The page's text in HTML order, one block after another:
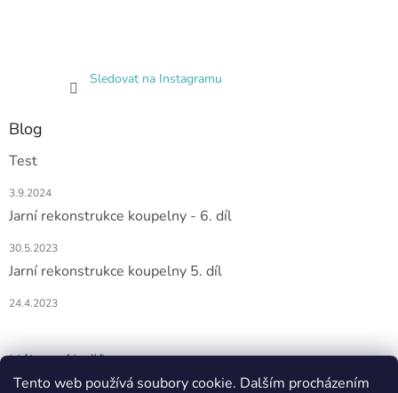
Tento web používá soubory cookie. Dalším procházením
Sledovat na Instagramu
Blog
Test
3.9.2024
Jarní rekonstrukce koupelny - 6. díl
30.5.2023
Jarní rekonstrukce koupelny 5. díl
24.4.2023
Nákupní košík